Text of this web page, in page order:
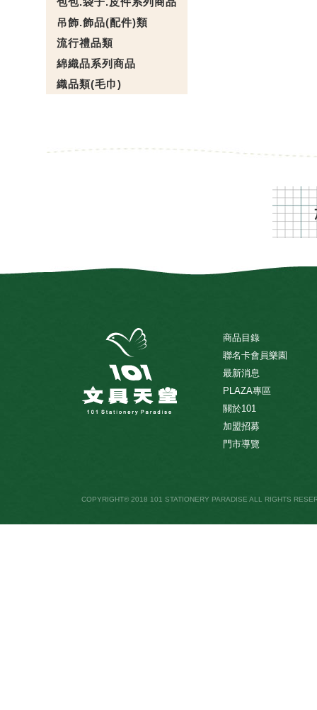
吊飾.飾品(配件)類
流行禮品類
綿織品系列商品
織品類(毛巾)
商品目錄
聯名卡會員樂園
最新消息
PLAZA專區
關於101
加盟招募
門市導覽
COPYRIGHT© 2018 101 STATIONERY PARADISE ALL RIGHTS